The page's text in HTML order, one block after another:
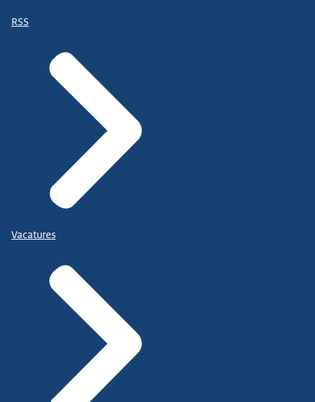
RSS
Vacatures